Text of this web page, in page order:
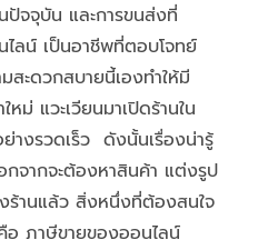
ปัจจุบัน และการขนส่งที่
ไลน์ เป็นอาชีพที่ตอบโจทย์
สะดวกสบายนี้เองทำให้มี
ม่ แวะเวียนมาเปิดร้านใน
งรวดเร็ว ดังนั้นเรื่องน่ารู้
จากจะต้องหาสินค้า แต่งรูป
ร้านแล้ว สิ่งหนึ่งที่ต้องสนใจ
อ ภาษีขายของออนไลน์